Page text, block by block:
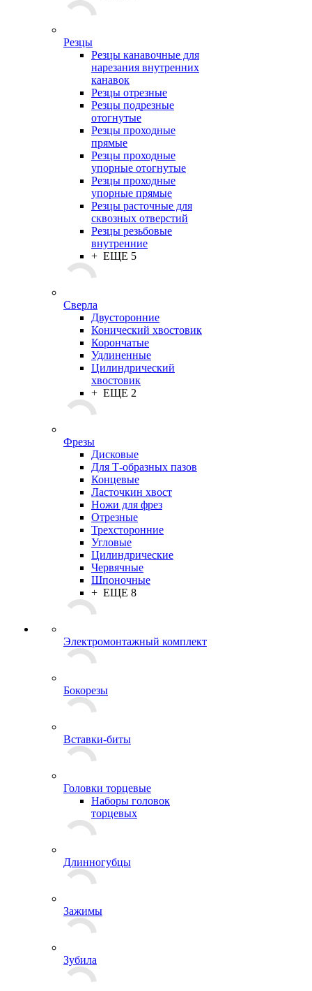
Резцы
Резцы канавочные для
нарезания внутренних
канавок
Резцы отрезные
Резцы подрезные
отогнутые
Резцы проходные
прямые
Резцы проходные
упорные отогнутые
Резцы проходные
упорные прямые
Резцы расточные для
сквозных отверстий
Резцы резьбовые
внутренние
+ ЕЩЕ 5
Сверла
Двусторонние
Конический хвостовик
Корончатые
Удлиненные
Цилиндрический
хвостовик
+ ЕЩЕ 2
Фрезы
Дисковые
Для Т-образных пазов
Концевые
Ласточкин хвост
Ножи для фрез
Отрезные
Трехсторонние
Угловые
Цилиндрические
Червячные
Шпоночные
+ ЕЩЕ 8
Электромонтажный комплект
Бокорезы
Вставки-биты
Головки торцевые
Наборы головок
торцевых
Длинногубцы
Зажимы
Зубила